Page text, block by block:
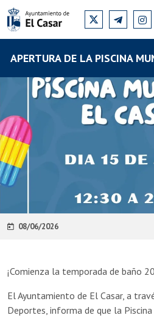
APERTURA DE LA PISCINA
08/06/2026
¡Comienza la temporada de baño
El Ayuntamiento de El Casar, a
Deportes, informa de que la